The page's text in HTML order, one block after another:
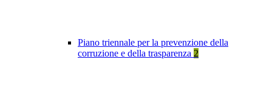
Piano triennale per la prevenzione della
corruzione e della trasparenza 2